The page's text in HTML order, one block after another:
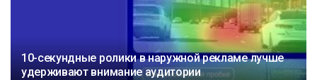
10-секундные ролики в наружной рекламе лучше
удерживают внимание аудитории